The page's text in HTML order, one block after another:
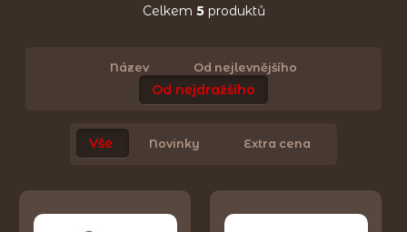
Celkem 5produktů
Název Od nejlevnějšího
Od nejdražšího
Vše Novinky Extra cena